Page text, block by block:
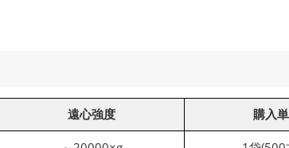
遠心強度 購入